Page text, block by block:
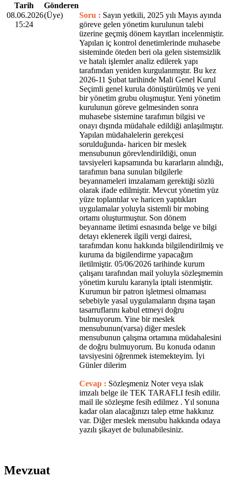
Tarih
Gönderen
08.06.2026
15:24
(Üye) Soru : Sayın yetkili, 2025 yılı Mayıs ayında
göreve gelen yönetim kurulunun talebi
üzerine geçmiş dönem kayıtları incelenmiştir.
Yapılan iç kontrol denetimlerinde muhasebe
sisteminde öteden beri ola gelen sistemsizlik
ve hatalı işlemler analiz edilerek yapı
tarafımdan yeniden kurgulanmıştır. Bu kez
2026-11 Şubat tarihinde Mali Genel Kurul
Seçimli genel kurula dönüştürülmüş ve yeni
bir yönetim grubu oluşmuştur. Yeni yönetim
kurulunun göreve gelmesinden sonra
muhasebe sistemine tarafımın bilgisi ve
onayı dışında müdahale edildiği anlaşılmıştır.
Yapılan müdahalelerin gerekçesi
sorulduğunda- haricen bir meslek
mensubunun görevlendirildiği, onun
tavsiyeleri kapsamında bu kararların alındığı,
tarafımın bana sunulan bilgilerle
beyannameleri imzalamam gerektiği sözlü
olarak ifade edilmiştir. Mevcut yönetim yüz
yüze toplantılar ve haricen yaptıkları
uygulamalar yoluyla sistemli bir mobing
ortamı oluşturmuştur. Son dönem
beyanname iletimi esnasında belge ve bilgi
detayı eklenerek ilgili vergi dairesi,
tarafımdan konu hakkında bilgilendirilmiş ve
kuruma da bigilendirme yapacağım
iletilmiştir. 05/06/2026 tarihinde kurum
çalışanı tarafından mail yoluyla sözleşmemin
yönetim kurulu kararıyla iptali istenmiştir.
Kurumun bir patron işletmesi olmaması
sebebiyle yasal uygulamaların dışına taşan
tasarruflarını kabul etmeyi doğru
bulmuyorum. Yine bir meslek
mensubunun(varsa) diğer meslek
mensubunun çalışma ortamına müdahalesini
de doğru bulmuyorum. Bu konuda odanın
tavsiyesini öğrenmek istemekteyim. İyi
Günler dilerim
Cevap : Sözleşmeniz Noter veya ıslak
imzalı belge ile TEK TARAFLI fesih edilir.
mail ile sözleşme fesih edilmez . Yıl sonuna
kadar olan alacağınızı talep etme hakkınız
var. Diğer meslek mensubu hakkında odaya
yazılı şikayet de bulunabilesiniz.
Mevzuat